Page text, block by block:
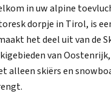
in uw alpine
dorpje in Tirol, is
het deel uit van de
van
alleen skiërs en